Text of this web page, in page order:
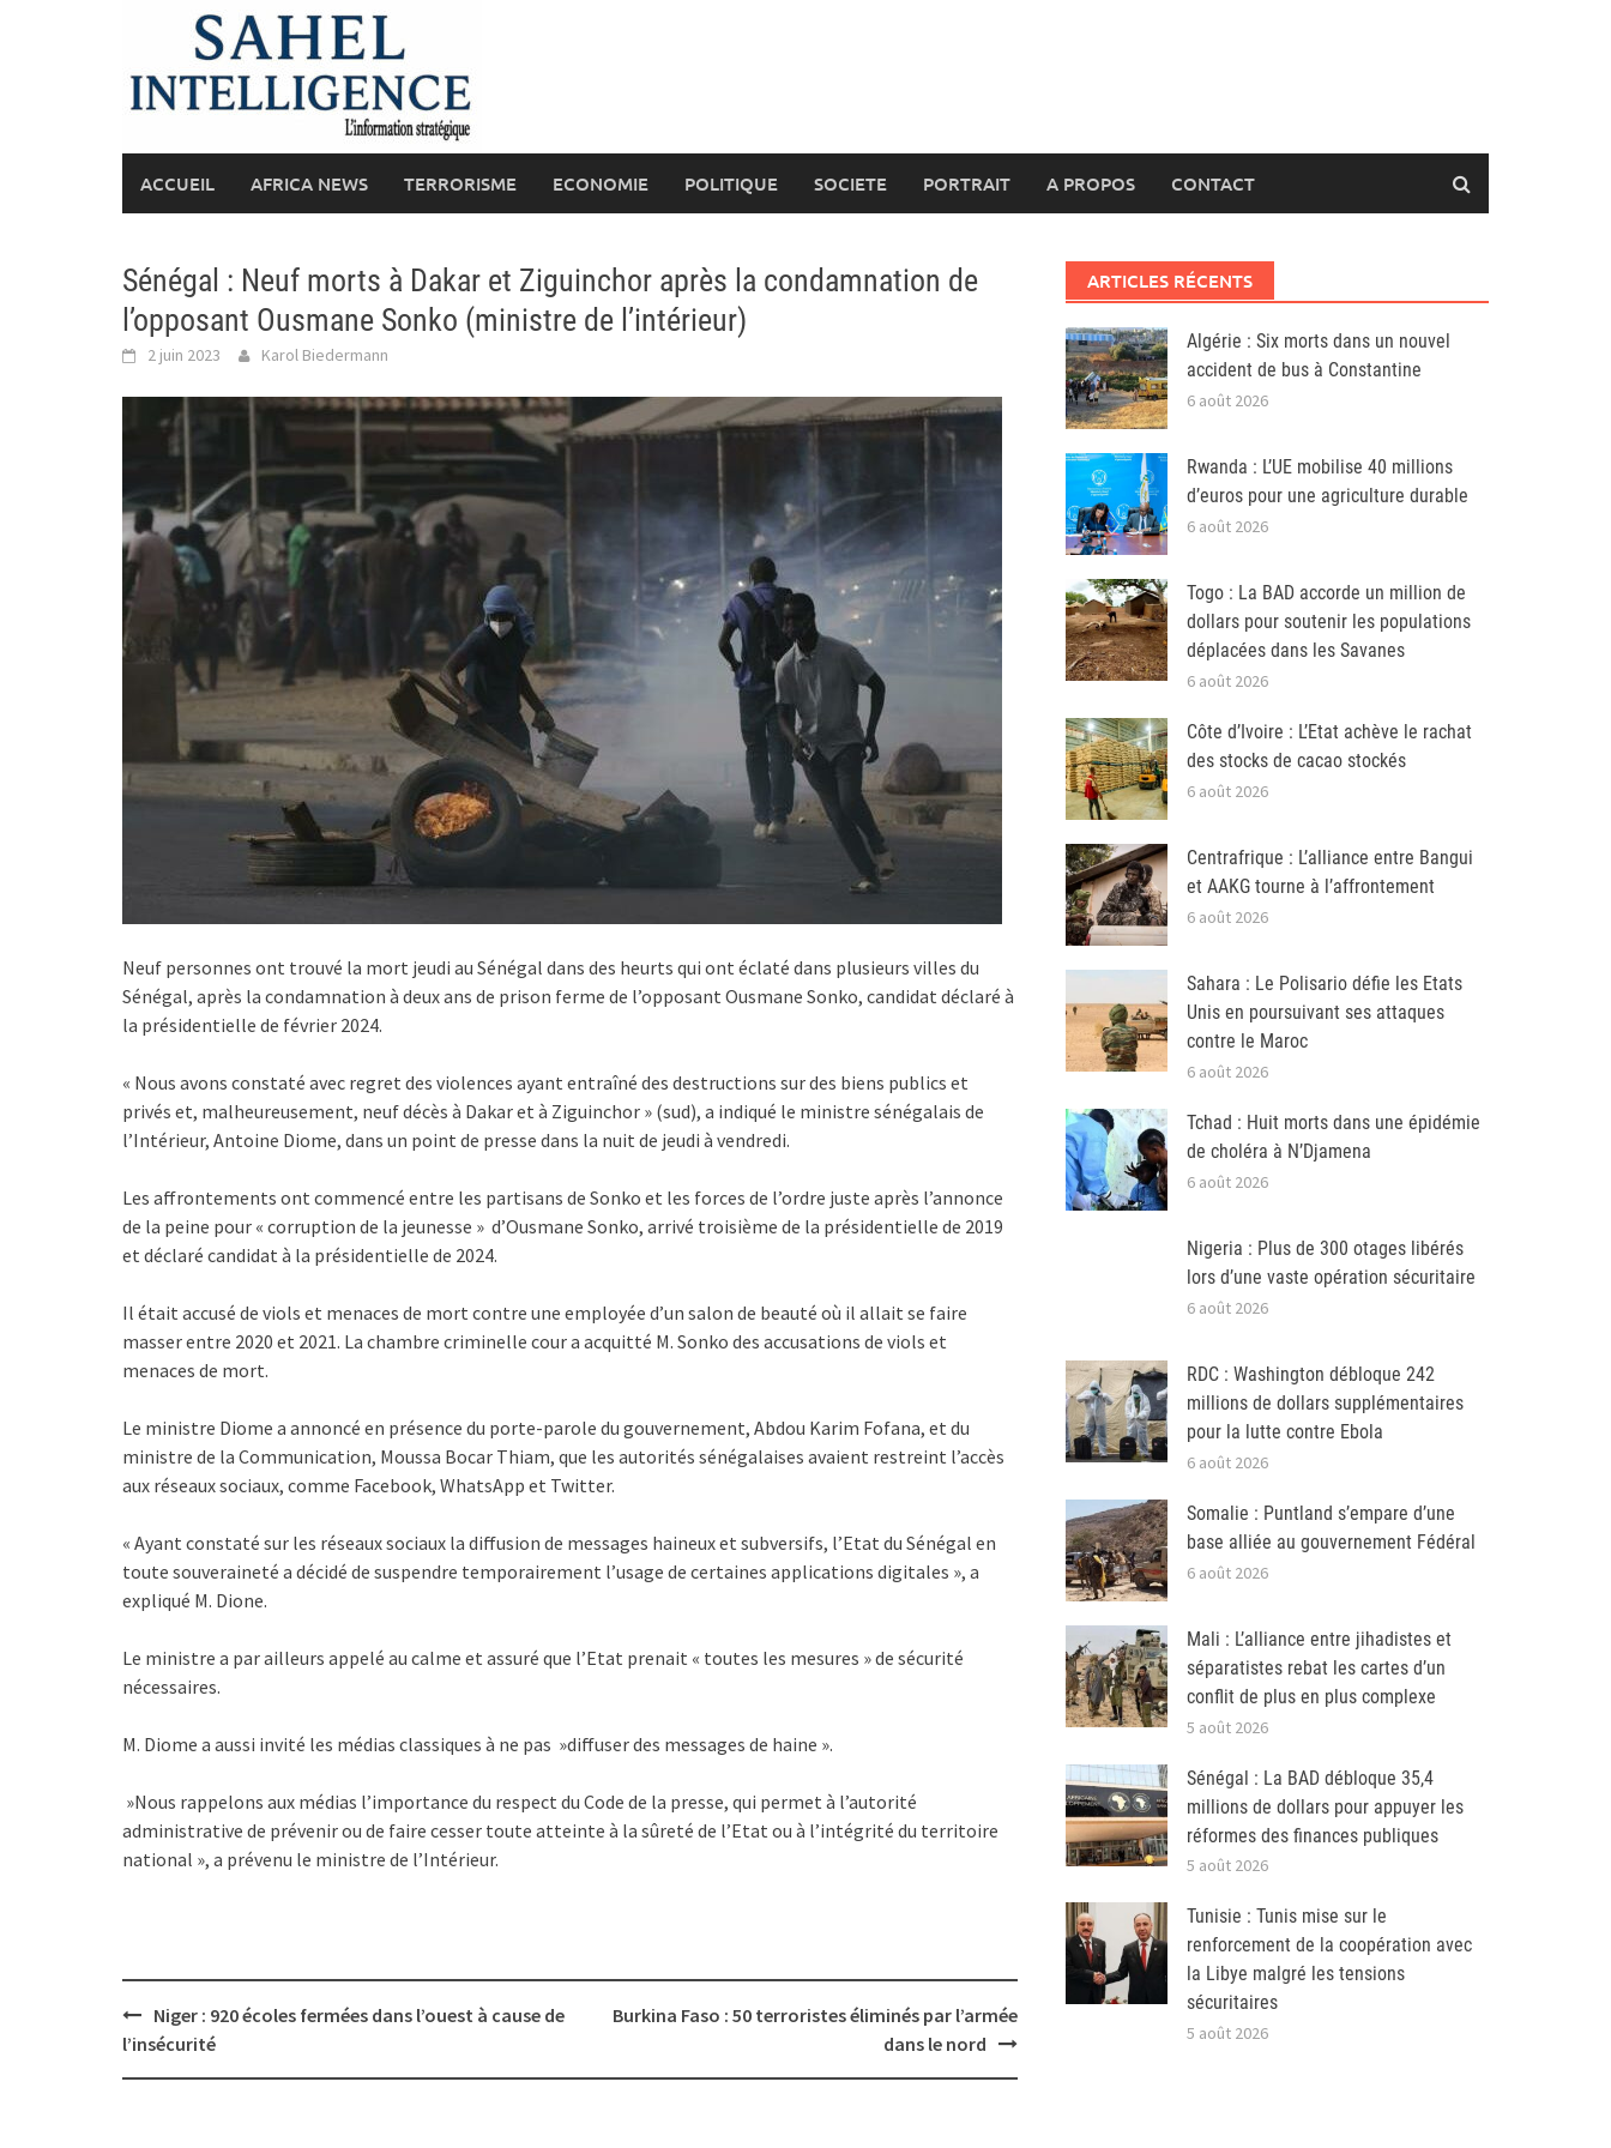
ACCUEIL AFRICA NEWS TERRORISME ECONOMIE POLITIQUE SOCIETE PORTRAIT A PROPOS CONTACT
Sénégal : Neuf morts à Dakar et Ziguinchor après la condamnation de
l’opposant Ousmane Sonko (ministre de l’intérieur)
2 juin 2023 Karol Biedermann
Neuf personnes ont trouvé la mort jeudi au Sénégal dans des heurts qui ont éclaté dans plusieurs villes du
Sénégal, après la condamnation à deux ans de prison ferme de l’opposant Ousmane Sonko, candidat déclaré à
la présidentielle de février 2024.
« Nous avons constaté avec regret des violences ayant entraîné des destructions sur des biens publics et
privés et, malheureusement, neuf décès à Dakar et à Ziguinchor » (sud), a indiqué le ministre sénégalais de
l’Intérieur, Antoine Diome, dans un point de presse dans la nuit de jeudi à vendredi.
Les affrontements ont commencé entre les partisans de Sonko et les forces de l’ordre juste après l’annonce
de la peine pour « corruption de la jeunesse » d’Ousmane Sonko, arrivé troisième de la présidentielle de 2019
et déclaré candidat à la présidentielle de 2024.
Il était accusé de viols et menaces de mort contre une employée d’un salon de beauté où il allait se faire
masser entre 2020 et 2021. La chambre criminelle cour a acquitté M. Sonko des accusations de viols et
menaces de mort.
Le ministre Diome a annoncé en présence du porte-parole du gouvernement, Abdou Karim Fofana, et du
ministre de la Communication, Moussa Bocar Thiam, que les autorités sénégalaises avaient restreint l’accès
aux réseaux sociaux, comme Facebook, WhatsApp et Twitter.
« Ayant constaté sur les réseaux sociaux la diffusion de messages haineux et subversifs, l’Etat du Sénégal en
toute souveraineté a décidé de suspendre temporairement l’usage de certaines applications digitales », a
expliqué M. Dione.
Le ministre a par ailleurs appelé au calme et assuré que l’Etat prenait « toutes les mesures » de sécurité
nécessaires.
M. Diome a aussi invité les médias classiques à ne pas »diffuser des messages de haine ».
»Nous rappelons aux médias l’importance du respect du Code de la presse, qui permet à l’autorité
administrative de prévenir ou de faire cesser toute atteinte à la sûreté de l’Etat ou à l’intégrité du territoire
national », a prévenu le ministre de l’Intérieur.
Post
navigation
Niger : 920 écoles fermées dans l’ouest à cause de
l’insécurité
Burkina Faso : 50 terroristes éliminés par l’armée
dans le nord
ARTICLES RÉCENTS
Algérie : Six morts dans un nouvel
accident de bus à Constantine
6 août 2026
Rwanda : L’UE mobilise 40 millions
d’euros pour une agriculture durable
6 août 2026
Togo : La BAD accorde un million de
dollars pour soutenir les populations
déplacées dans les Savanes
6 août 2026
Côte d’Ivoire : L’Etat achève le rachat
des stocks de cacao stockés
6 août 2026
Centrafrique : L’alliance entre Bangui
et AAKG tourne à l’affrontement
6 août 2026
Sahara : Le Polisario défie les Etats
Unis en poursuivant ses attaques
contre le Maroc
6 août 2026
Tchad : Huit morts dans une épidémie
de choléra à N’Djamena
6 août 2026
Nigeria : Plus de 300 otages libérés
lors d’une vaste opération sécuritaire
6 août 2026
RDC : Washington débloque 242
millions de dollars supplémentaires
pour la lutte contre Ebola
6 août 2026
Somalie : Puntland s’empare d’une
base alliée au gouvernement Fédéral
6 août 2026
Mali : L’alliance entre jihadistes et
séparatistes rebat les cartes d’un
conflit de plus en plus complexe
5 août 2026
Sénégal : La BAD débloque 35,4
millions de dollars pour appuyer les
réformes des finances publiques
5 août 2026
Tunisie : Tunis mise sur le
renforcement de la coopération avec
la Libye malgré les tensions
sécuritaires
5 août 2026